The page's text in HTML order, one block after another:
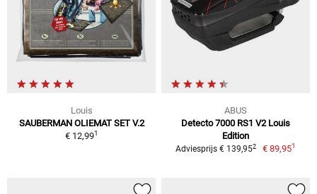
Louis
SAUBERMAN OLIEMAT SET V.2
€ 12,991
ABUS
Detecto 7000 RS1 V2 Louis
Edition
Adviesprijs € 139,952 € 89,951